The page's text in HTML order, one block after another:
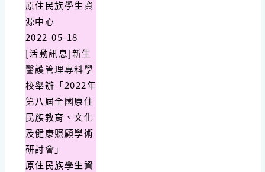
原住民族學生資
源中心
2022-05-18
[活動訊息]新生
醫護管理專科學
校舉辦「2022年
第八屆全國原住
民族教育、文化
及健康照顧學術
研討會」
原住民族學生資